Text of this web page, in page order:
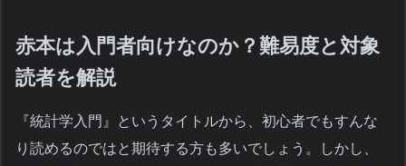
赤本は入門者向けなのか？難易度と対象
読者を解説
『統計学入門』というタイトルから、初心者でもすんな
り読めるのではと期待する方も多いでしょう。しかし、